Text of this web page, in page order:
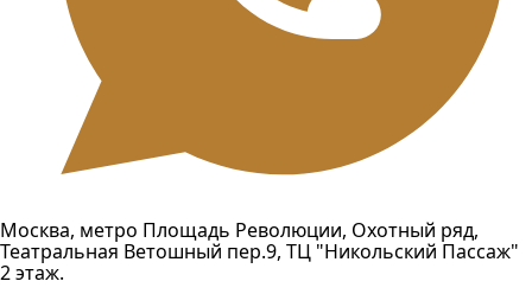
Москва, метро Площадь Революции, Охотный ряд,
Театральная Ветошный пер.9, ТЦ "Никольский Пассаж"
2 этаж.